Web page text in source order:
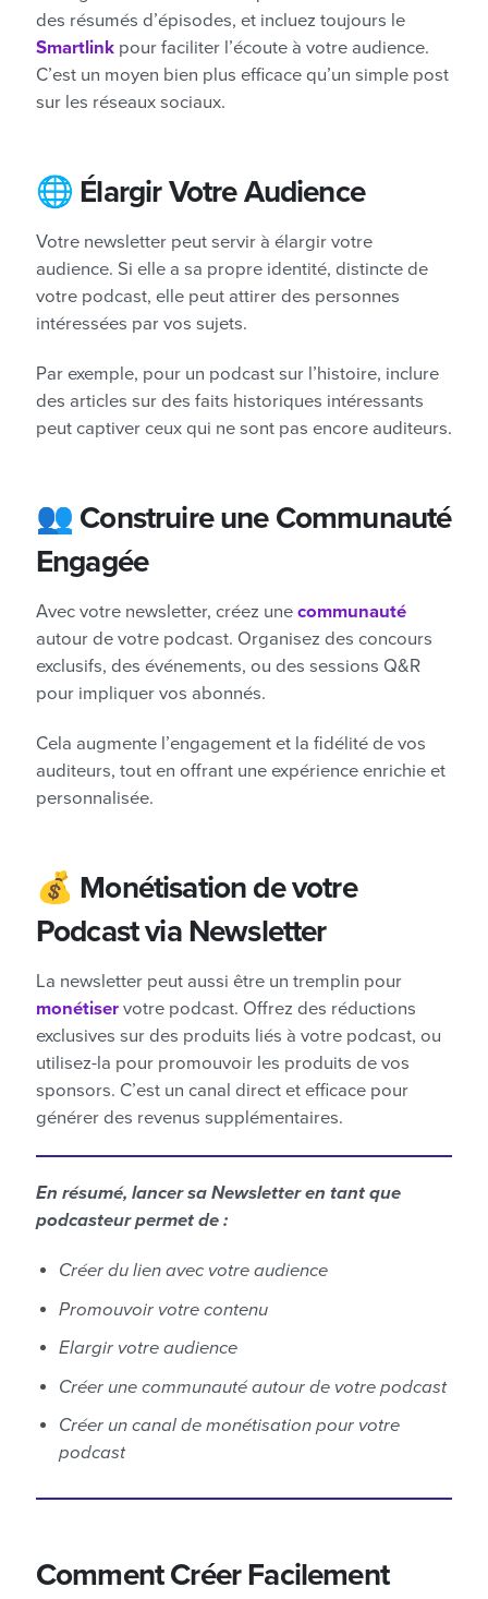
des résumés d’épisodes, et incluez toujours le
Smartlink pour faciliter l’écoute à votre audience.
C’est un moyen bien plus efficace qu’un simple post
sur les réseaux sociaux.
🌐 Élargir Votre Audience
Votre newsletter peut servir à élargir votre
audience. Si elle a sa propre identité, distincte de
votre podcast, elle peut attirer des personnes
intéressées par vos sujets.
Par exemple, pour un podcast sur l’histoire, inclure
des articles sur des faits historiques intéressants
peut captiver ceux qui ne sont pas encore auditeurs.
👥 Construire une Communauté
Engagée
Avec votre newsletter, créez une communauté
autour de votre podcast. Organisez des concours
exclusifs, des événements, ou des sessions Q&R
pour impliquer vos abonnés.
Cela augmente l’engagement et la fidélité de vos
auditeurs, tout en offrant une expérience enrichie et
personnalisée.
💰 Monétisation de votre
Podcast via Newsletter
La newsletter peut aussi être un tremplin pour
monétiser votre podcast. Offrez des réductions
exclusives sur des produits liés à votre podcast, ou
utilisez-la pour promouvoir les produits de vos
sponsors. C’est un canal direct et efficace pour
générer des revenus supplémentaires.
En résumé, lancer sa Newsletter en tant que
podcasteur permet de :
Créer du lien avec votre audience
Promouvoir votre contenu
Elargir votre audience
Créer une communauté autour de votre podcast
Créer un canal de monétisation pour votre
podcast
Comment Créer Facilement